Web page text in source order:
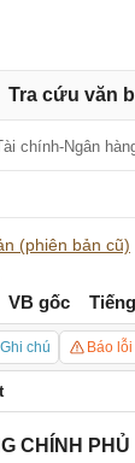
Tra cứu văn
chính-Ngân
(phiên bản cũ)
VB gốc
Ghi chú Báo lỗi
CHÍNH PHỦ